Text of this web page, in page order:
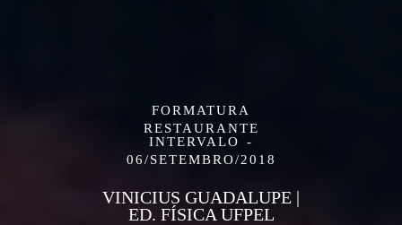
FORMATURA
RESTAURANTE
INTERVALO
06/SETEMBRO/2018
VINICIUS GUADALUPE |
ED. FÍSICA UFPEL